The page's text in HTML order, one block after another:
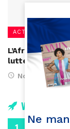
ACTUALITÉS
L’Afrique de
lutte contre le
November 18,
Vidéos
Ne